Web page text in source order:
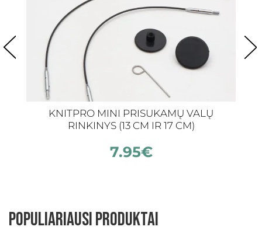
KNITPRO MINI PRISUKAMŲ VALŲ
RINKINYS (13 CM IR 17 CM)
7.95€
Populiariausi produktai